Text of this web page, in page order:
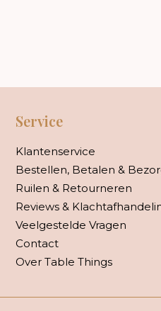
Service
Klantenservice
Bestellen, Betalen &
Ruilen & Retourneren
Reviews &
Veelgestelde Vragen
Contact
Over Table Things